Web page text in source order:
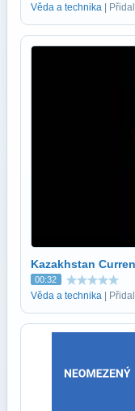
Věda a technika |
Kazakhstan
00:32
Věda a technika |